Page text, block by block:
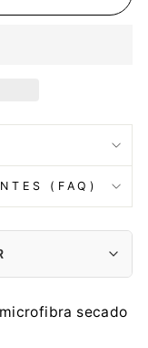
(FAQ)
secado